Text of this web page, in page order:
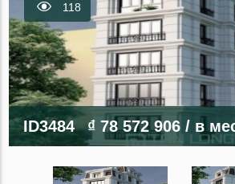
118
ID3484 ₫ 78 572 906/ в